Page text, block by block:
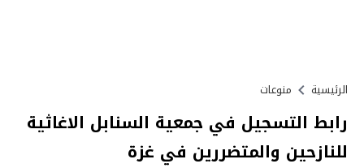
الرئيسية منوعات
رابط التسجيل في جمعية السنابل الاغاثية
للنازحين والمتضررين في غزة